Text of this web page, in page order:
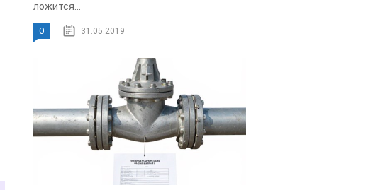
ложится...
0 31.05.2019